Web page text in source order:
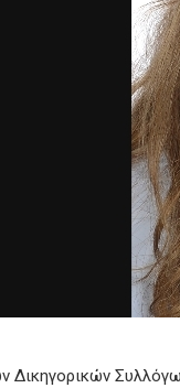
Δικηγορικών